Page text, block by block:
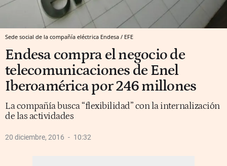
Sede social de la compañía eléctrica Endesa / EFE
Endesa compra el negocio de
telecomunicaciones de Enel
Iberoamérica por 246 millones
La compañía busca “flexibilidad” con la internalización
de las actividades
20 diciembre, 2016 10:32